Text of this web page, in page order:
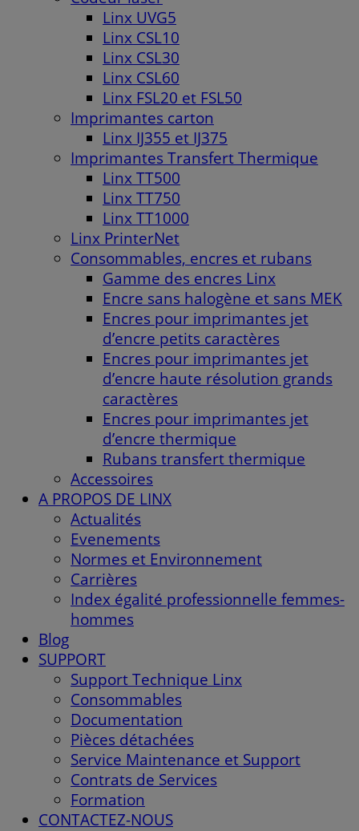
Linx UVG5
Linx CSL10
Linx CSL30
Linx CSL60
Linx FSL20 et FSL50
Imprimantes carton
Linx IJ355 et IJ375
Imprimantes Transfert Thermique
Linx TT500
Linx TT750
Linx TT1000
Linx PrinterNet
Consommables, encres et rubans
Gamme des encres Linx
Encre sans halogène et sans MEK
Encres pour imprimantes jet
d’encre petits caractères
Encres pour imprimantes jet
d’encre haute résolution grands
caractères
Encres pour imprimantes jet
d’encre thermique
Rubans transfert thermique
Accessoires
A PROPOS DE LINX
Actualités
Evenements
Normes et Environnement
Carrières
Index égalité professionnelle femmes-
hommes
Blog
SUPPORT
Support Technique Linx
Consommables
Documentation
Pièces détachées
Service Maintenance et Support
Contrats de Services
Formation
CONTACTEZ-NOUS